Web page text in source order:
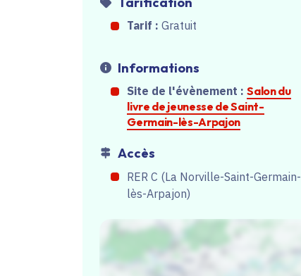
Tarif : Gratuit
Informations
Site de l'évènement : Salon du
livre de jeunesse de Saint-
Germain-lès-Arpajon
Accès
RER C (La Norville-Saint-Germain-
lès-Arpajon)